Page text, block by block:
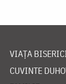
VIAȚA
CUVINTE